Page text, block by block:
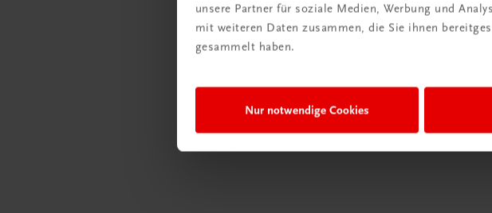
unsere Partner für soziale Medien, Werbung und
mit weiteren Daten zusammen, die Sie ihnen
gesammelt haben.
Nur notwendige Cookies
Natürlich vegan
€ 30,80